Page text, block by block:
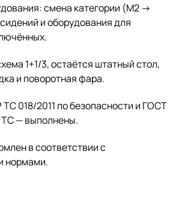
смена категории (М2 →
и оборудования для
1+1/3, остаётся штатный стол,
и поворотная фара.
018/2011 по безопасности и ГОСТ
— выполнены.
в соответствии с
нормами.